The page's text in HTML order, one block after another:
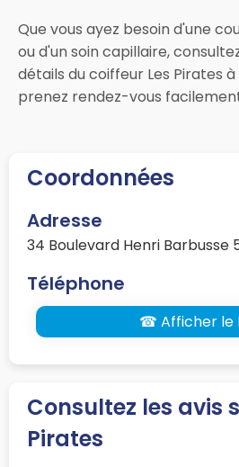
Que vous ayez besoin d'une
ou d'un soin capillaire,
détails du coiffeur Les Pirates
prenez rendez-vous
Coordonnées
Adresse
34 Boulevard Henri Barbusse
Téléphone
☎ Afficher le
Consultez les avis
Pirates